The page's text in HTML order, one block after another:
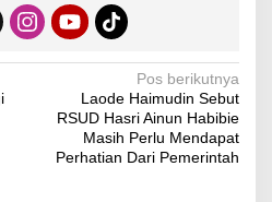
Pos berikutnya
Laode Haimudin Sebut
RSUD Hasri Ainun Habibie
Masih Perlu Mendapat
Perhatian Dari Pemerintah